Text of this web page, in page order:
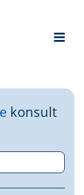
konsult